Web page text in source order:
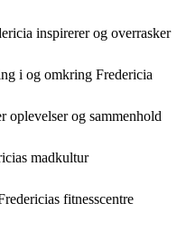
inspirerer og overrasker
i og omkring Fredericia
oplevelser og sammenhold
madkultur
fitnesscentre